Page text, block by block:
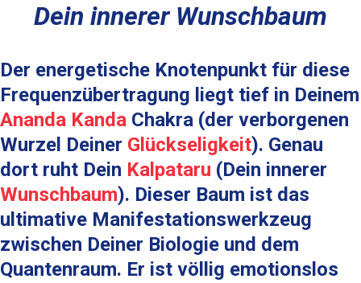
Dein innerer Wunschbaum
Der energetische Knotenpunkt für diese
Frequenzübertragung liegt tief in Deinem
Ananda Kanda Chakra (der verborgenen
Wurzel Deiner Glückseligkeit). Genau
dort ruht Dein Kalpataru (Dein innerer
Wunschbaum). Dieser Baum ist das
ultimative Manifestationswerkzeug
zwischen Deiner Biologie und dem
Quantenraum. Er ist völlig emotionslos